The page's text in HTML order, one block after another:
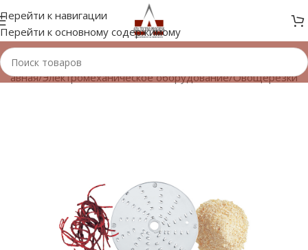
Перейти к навигации
Перейти к основному содержимому
/Электромеханическое оборудование/Овощерезки